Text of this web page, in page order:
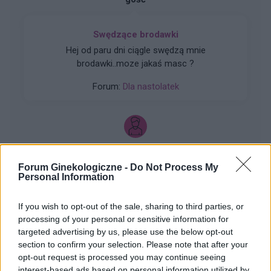
Forum Ginekologiczne - Do Not Process My
Personal Information
If you wish to opt-out of the sale, sharing to third parties, or
processing of your personal or sensitive information for
targeted advertising by us, please use the below opt-out
section to confirm your selection. Please note that after your
opt-out request is processed you may continue seeing
Swędzące brodawki
Hej od paru dni ciągle swędzą mnie
brodawki..moze jakaś masc ?
Forum: Dla nastolatek
Wyskoczył mi taki guzek na wardze sromowej
mniejszej, w dotyku jest to mała kulka która boli
gdy się dotyka. Co to może być ? Czy to źle
wygląda?
Forum:Ginekologia - forum dla rodziny i
pacjentki